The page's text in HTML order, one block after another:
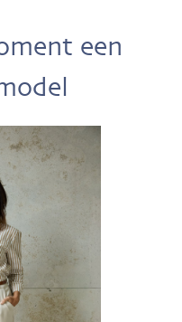
een